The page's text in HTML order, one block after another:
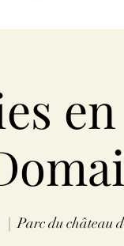
  |
Parc du château